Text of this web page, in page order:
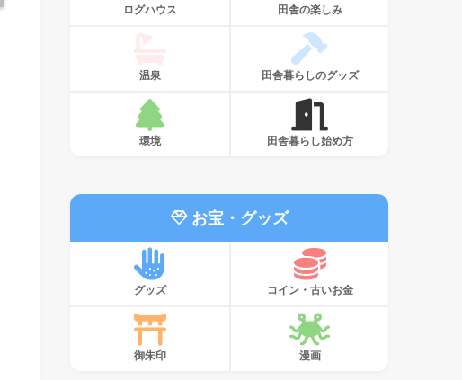
ログハウス 田舎の楽しみ
温泉 田舎暮らしのグッズ
環境 田舎暮らし始め方
お宝・グッズ
グッズ コイン・古いお金
御朱印 漫画